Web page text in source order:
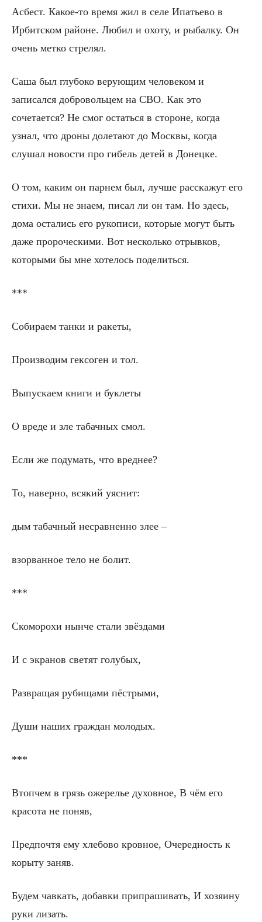
Асбест. Какое-то время жил в селе Ипатьево в
Ирбитском районе. Любил и охоту, и рыбалку. Он
очень метко стрелял.
Саша был глубоко верующим человеком и
записался добровольцем на СВО. Как это
сочетается? Не смог остаться в стороне, когда
узнал, что дроны долетают до Москвы, когда
слушал новости про гибель детей в Донецке.
О том, каким он парнем был, лучше расскажут его
стихи. Мы не знаем, писал ли он там. Но здесь,
дома остались его рукописи, которые могут быть
даже пророческими. Вот несколько отрывков,
которыми бы мне хотелось поделиться.
***
Собираем танки и ракеты,
Производим гексоген и тол.
Выпускаем книги и буклеты
О вреде и зле табачных смол.
Если же подумать, что вреднее?
То, наверно, всякий уяснит:
дым табачный несравненно злее –
взорванное тело не болит.
***
Скоморохи нынче стали звёздами
И с экранов светят голубых,
Развращая рубищами пёстрыми,
Души наших граждан молодых.
***
Втопчем в грязь ожерелье духовное, В чём его
красота не поняв,
Предпочтя ему хлебово кровное, Очередность к
корыту заняв.
Будем чавкать, добавки припрашивать, И хозяину
руки лизать.